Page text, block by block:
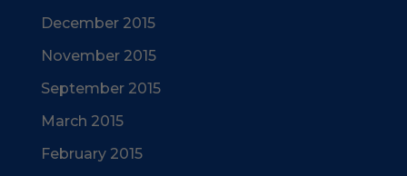
December 2015
November 2015
September 2015
March 2015
February 2015